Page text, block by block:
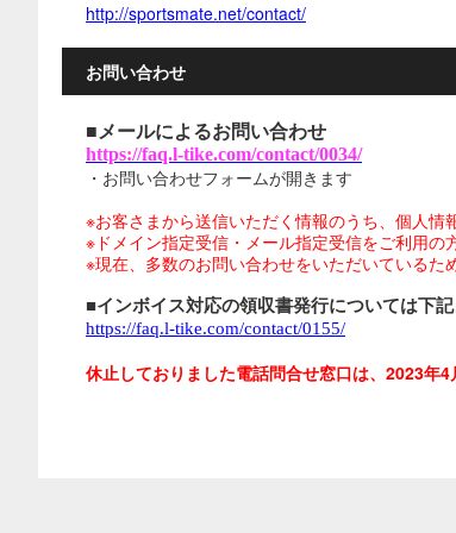
http://sportsmate.net/contact/
お問い合わせ
■メールによるお問い合わせ
https://faq.l-tike.com/contact/0034/
・お問い合わせフォームが開きます
※お客さまから送信いただく情報のうち、個人情
※ドメイン指定受信・メール指定受信をご利用の
※現在、多数のお問い合わせをいただいている
■インボイス対応の領収書発行については下記
https://faq.l-tike.com/contact/0155/
休止しておりました電話問合せ窓口は、2023年4